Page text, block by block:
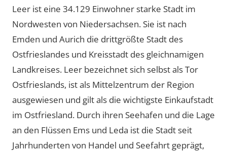
Leer ist eine 34.129 Einwohner starke Stadt im
Nordwesten von Niedersachsen. Sie ist nach
Emden und Aurich die drittgrößte Stadt des
Ostfrieslandes und Kreisstadt des gleichnamigen
Landkreises. Leer bezeichnet sich selbst als Tor
Ostfrieslands, ist als Mittelzentrum der Region
ausgewiesen und gilt als die wichtigste Einkaufstadt
im Ostfriesland. Durch ihren Seehafen und die Lage
an den Flüssen Ems und Leda ist die Stadt seit
Jahrhunderten von Handel und Seefahrt geprägt,